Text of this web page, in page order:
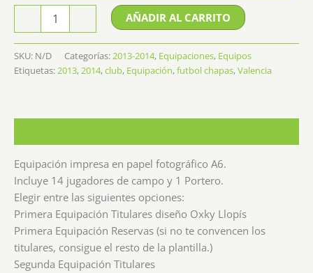
cantidad
AÑADIR AL CARRITO
SKU: N/D Categorías: 2013-2014, Equipaciones, Equipos
Etiquetas: 2013, 2014,club, Equipación,futbol chapas,Valencia
Equipación impresa en papel fotográfico A6.
Incluye 14 jugadores de campo y 1 Portero.
Elegir entre las siguientes opciones:
Primera Equipación Titulares diseño Oxky Llopís
Primera Equipación Reservas (si no te convencen los
titulares, consigue el resto de la plantilla.)
Segunda Equipación Titulares